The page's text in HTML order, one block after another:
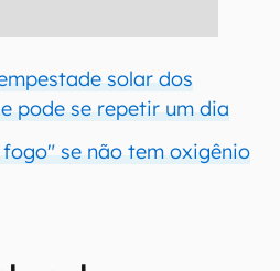
solar dos
pode se repetir um dia
se não tem oxigênio